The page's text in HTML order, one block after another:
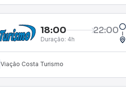
18:00 22:00
Duração: 4h
Viação Costa Turismo